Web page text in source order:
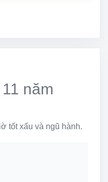
năm
tốt xấu và ngũ hành.